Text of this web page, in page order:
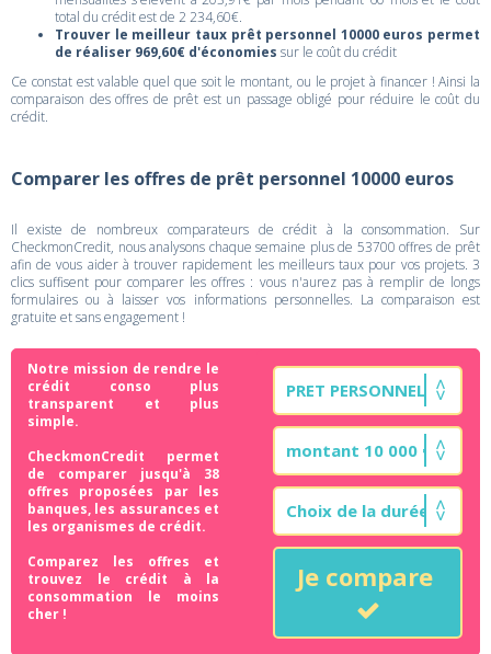
total du crédit est de 2 234,60€.
Trouver le meilleur taux prêt personnel 10000 euros permet
de réaliser 969,60€ d'économies sur le coût du crédit
Ce constat est valable quel que soit le montant, ou le projet à financer ! Ainsi la
comparaison des offres de prêt est un passage obligé pour réduire le coût du
crédit.
Comparer les offres de prêt personnel 10000 euros
Il existe de nombreux comparateurs de crédit à la consommation. Sur
CheckmonCredit, nous analysons chaque semaine plus de 53700 offres de prêt
afin de vous aider à trouver rapidement les meilleurs taux pour vos projets. 3
clics suffisent pour comparer les offres : vous n'aurez pas à remplir de longs
formulaires ou à laisser vos informations personnelles. La comparaison est
gratuite et sans engagement !
Notre mission de rendre le
crédit conso plus
transparent et plus
simple.
CheckmonCredit permet
de comparer jusqu'à 38
offres proposées par les
banques, les assurances et
les organismes de crédit.
Comparez les offres et
trouvez le crédit à la
consommation le moins
cher !
Je compare